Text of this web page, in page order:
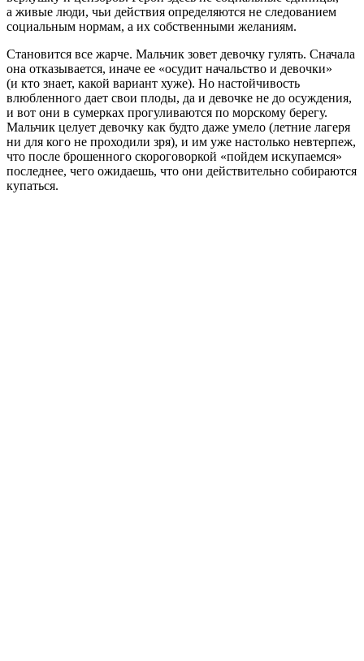
а живые люди, чьи действия определяются не следованием
социальным нормам, а их собственными желаниям.
Становится все жарче. Мальчик зовет девочку гулять. Сначала
она отказывается, иначе ее «осудит начальство и девочки»
(и кто знает, какой вариант хуже). Но настойчивость
влюбленного дает свои плоды, да и девочке не до осуждения,
и вот они в сумерках прогуливаются по морскому берегу.
Мальчик целует девочку как будто даже умело (летние лагеря
ни для кого не проходили зря), и им уже настолько невтерпеж,
что после брошенного скороговоркой «пойдем искупаемся»
последнее, чего ожидаешь, что они действительно собираются
купаться.